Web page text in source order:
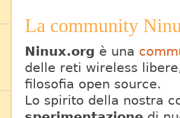
La community
Ninux.org è una
delle reti wireless
filosofia open source.
Lo spirito della nostra